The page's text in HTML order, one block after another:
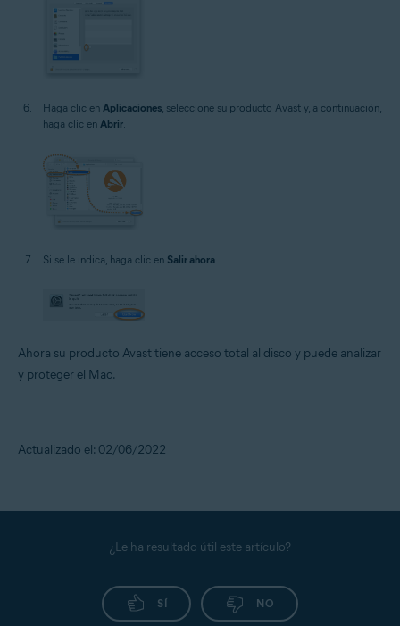
Haga clic en Aplicaciones , seleccione su producto Avast y, a continuación,
haga clic en Abrir
Si se le indica, haga clic en Salir ahora
Ahora su producto Avast tiene acceso total al disco y puede analizar
y proteger el Mac.
Actualizado el: 02/06/2022
¿Le ha resultado útil este artículo?
SÍ NO